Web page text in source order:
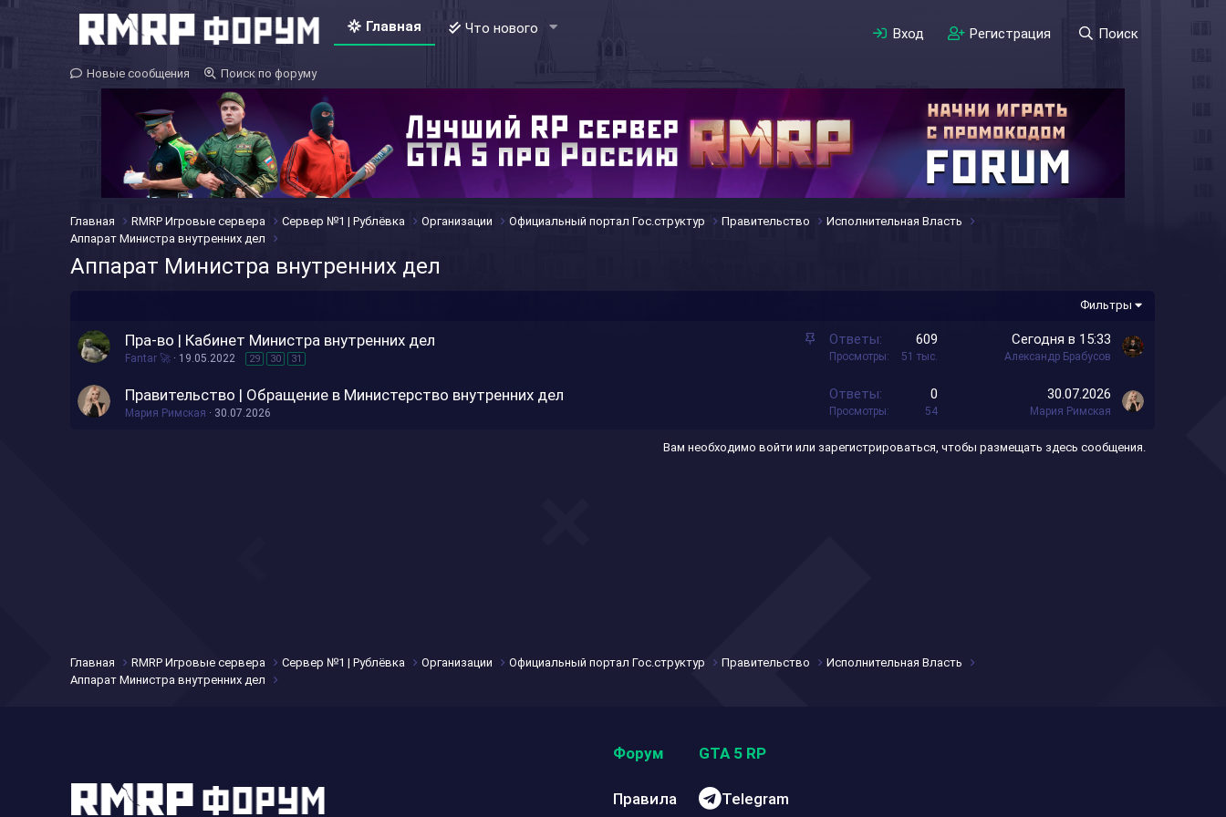
Главная Что нового Вход Регистрация Поиск
Новые сообщения Поиск по форуму
Главная RMRP Игровые сервера Сервер №1 | Рублёвка Организации Официальный портал Гос.структур Правительство
Исполнительная Власть
Аппарат Министра внутренних дел
Аппарат Министра внутренних дел
Фильтры
З
л
Пра-во | Кабинет Министра внутренних дел
Fantar 🚀 19.05.2022 29 30 31
Ответы 609
Просмотры 51 тыс.
Сегодня в 15:33
Александр Брабусов
Правительство | Обращение в Министерство внутренних дел
Мария Римская 30.07.2026
Ответы 0
Просмотры 54
30.07.2026
Мария Римская
Вам необходимо войти или зарегистрироваться, чтобы размещать здесь сообщения.
Главная RMRP Игровые сервера Сервер №1 | Рублёвка Организации Официальный портал Гос.структур Правительство
Исполнительная Власть
Аппарат Министра внутренних дел
Форум
Правила
GTA 5 RP
Telegram